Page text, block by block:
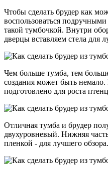
Чтобы сделать брудер как
воспользоваться
такой тумбочкой. Внутри
дверцы вставляем стела для
Чем больше тумба, тем
создания может быть
подготовлено для роста
Отличная тумба и брудер
двухуровневый. Нижняя
пленкой - для лучшего обзора.